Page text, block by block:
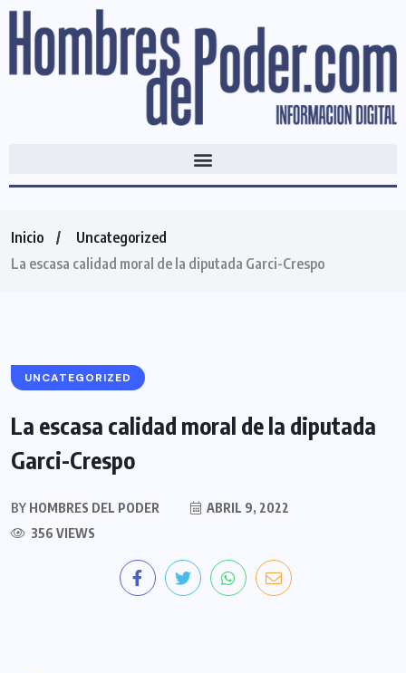
Inicio
Uncategorized
La escasa calidad moral de la diputada Garci-Crespo
UNCATEGORIZED
La escasa calidad moral de la diputada
Garci-Crespo
BY HOMBRES DEL PODER
ABRIL 9, 2022
356 VIEWS